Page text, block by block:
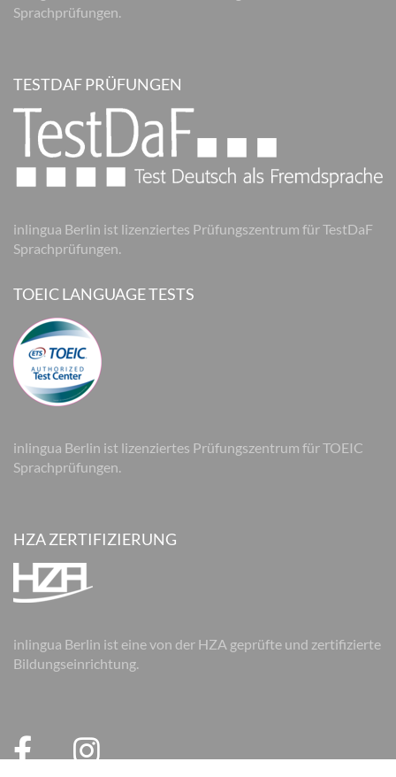
Sprachprüfungen.
TESTDAF PRÜFUNGEN
inlingua Berlin ist lizenziertes Prüfungszentrum für TestDaF
Sprachprüfungen.
TOEIC LANGUAGE TESTS
inlingua Berlin ist lizenziertes Prüfungszentrum für TOEIC
Sprachprüfungen.
HZA ZERTIFIZIERUNG
inlingua Berlin ist eine von der HZA geprüfte und zertifizierte
Bildungseinrichtung.